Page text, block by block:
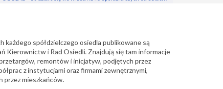
każdego spółdzielczego osiedla publikowane są
Kierownictw i Rad Osiedli. Znajdują się tam informacje
remontów i inicjatyw, podjętych przez
z instytucjami oraz firmami zewnętrznymi,
przez mieszkańców.